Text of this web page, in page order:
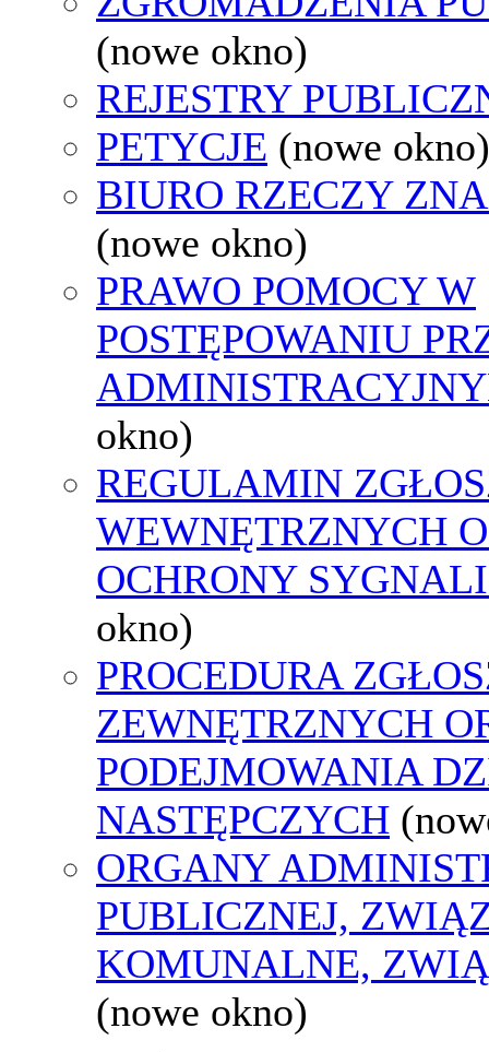
(nowe okno)
REJESTRY
PETYCJE (nowe okno)
BIURO RZECZY
(nowe okno)
PRAWO POMOCY W
POSTĘPOWANIU
okno)
REGULAMIN
WEWNĘTRZNYCH
OCHRONY
okno)
PROCEDURA
ZEWNĘTRZNYCH
PODEJMOWANIA
NASTĘPCZYCH
ORGANY
PUBLICZNEJ,
KOMUNALNE,
(nowe okno)